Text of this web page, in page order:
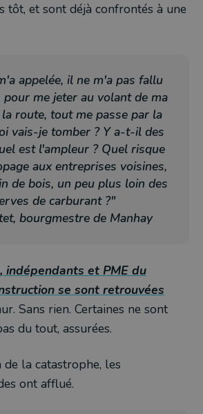
tôt, et sont déjà confrontés à une
appelée, il ne m'a pas fallu
me jeter au volant de ma
route, tout me passe par la
vais-je tomber ? Y a-t-il des
est l'ampleur ? Quel risque
aux entreprises voisines,
de bois, un peu plus loin des
de carburant ?"
bourgmestre de Manhay
indépendants et PME du
se sont retrouvées
Sans rien. Certaines ne sont
du tout, assurées.
de la catastrophe, les
ont afflué.